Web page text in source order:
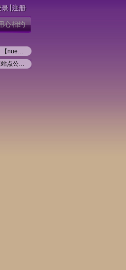
心相约
Q微【3538441838】【nueb1q】新盛公司游戏注册网址
2026年8月1日 北京 潘美辰“回家”世界巡回演唱会北京
潘美辰2026「回家」巡回演唱会--银川站
2013年2月8日，新版站点公开试运行